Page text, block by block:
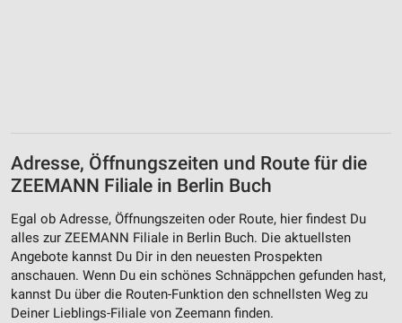
Adresse, Öffnungszeiten und Route für die
ZEEMANN Filiale in Berlin Buch
Egal ob Adresse, Öffnungszeiten oder Route, hier findest Du
alles zur ZEEMANN Filiale in Berlin Buch. Die aktuellsten
Angebote kannst Du Dir in den neuesten Prospekten
anschauen. Wenn Du ein schönes Schnäppchen gefunden hast,
kannst Du über die Routen-Funktion den schnellsten Weg zu
Deiner Lieblings-Filiale von Zeemann finden.